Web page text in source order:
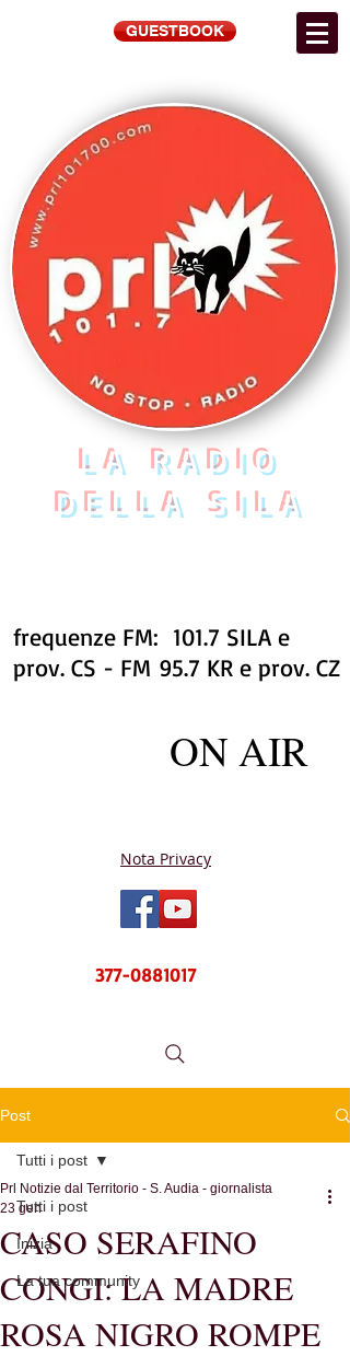
GUESTBOOK
LA RADIO
DELLA SILA
frequenze FM: 101.7 SILA e
prov. CS - FM 95.7 KR e prov. CZ
ON AIR
Nota Privacy
377-0881017
Post
Tutti i post
Inizia
La tua community
Tutti i post
CASO SERAFINO
CONGI: LA MADRE
ROSA NIGRO ROMPE
Prl Notizie dal Territorio - S. Audia - giornalista
23 gen